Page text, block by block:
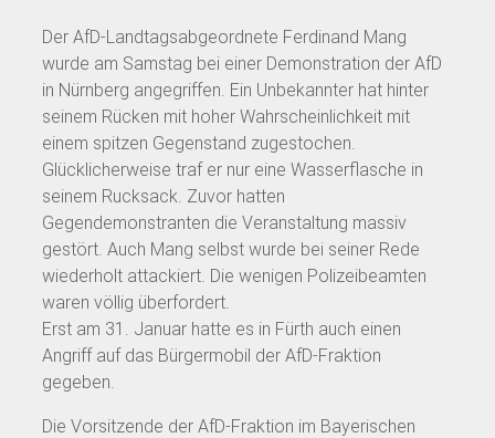
Der AfD-Landtagsabgeordnete Ferdinand Mang
wurde am Samstag bei einer Demonstration der AfD
in Nürnberg angegriffen. Ein Unbekannter hat hinter
seinem Rücken mit hoher Wahrscheinlichkeit mit
einem spitzen Gegenstand zugestochen.
Glücklicherweise traf er nur eine Wasserflasche in
seinem Rucksack. Zuvor hatten
Gegendemonstranten die Veranstaltung massiv
gestört. Auch Mang selbst wurde bei seiner Rede
wiederholt attackiert. Die wenigen Polizeibeamten
waren völlig überfordert.
Erst am 31. Januar hatte es in Fürth auch einen
Angriff auf das Bürgermobil der AfD-Fraktion
gegeben.
Die Vorsitzende der AfD-Fraktion im Bayerischen